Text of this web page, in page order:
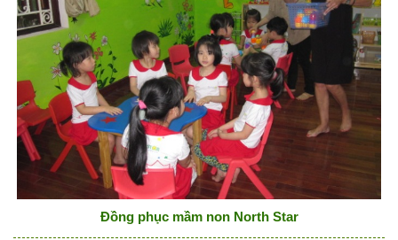
Đồng phục mầm non North Star